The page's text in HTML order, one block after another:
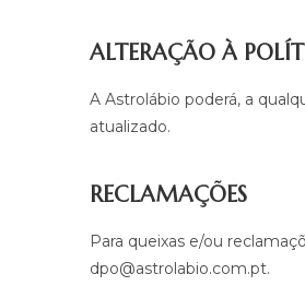
ALTERAÇÃO À
A Astrolábio poderá, a
atualizado.
RECLAMAÇÕES
Para queixas e/ou
dpo@astrolabio.com.pt.